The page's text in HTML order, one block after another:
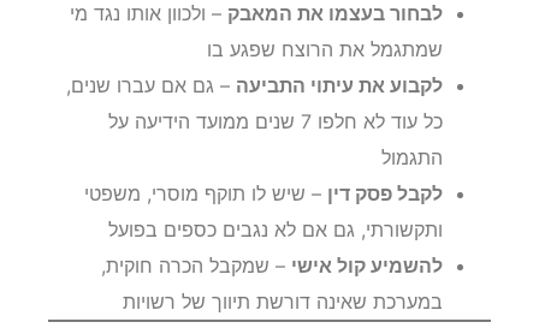
לבחור בעצמו את המאבק – ולכוון אותו נגד מי
שמתגמל את הרוצח שפגע בו
לקבוע את עיתוי התביעה – גם אם עברו שנים,
כל עוד לא חלפו 7 שנים ממועד הידיעה על
התגמול
לקבל פסק דין – שיש לו תוקף מוסרי, משפטי
ותקשורתי, גם אם לא נגבים כספים בפועל
להשמיע קול אישי – שמקבל הכרה חוקית,
במערכת שאינה דורשת תיווך של רשויות